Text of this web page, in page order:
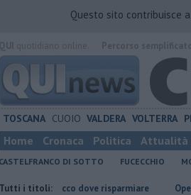
Questo sito contribuisce
TOSCANA CUOIO VALDERA VOLTERRA
Home Cronaca Politica Attualità
CASTELFRANCO DI SOTTO FUCECCHIO
Tutti i titoli:
ecco dove risparmiare Operazione